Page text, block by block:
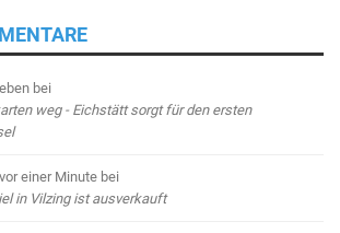
bei
weg - Eichstätt sorgt für den ersten
vor einer Minute bei
in Vilzing ist ausverkauft